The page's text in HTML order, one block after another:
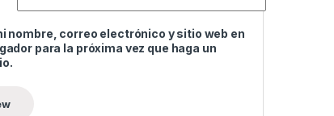
nombre, correo electrónico y sitio web en
para la próxima vez que haga un